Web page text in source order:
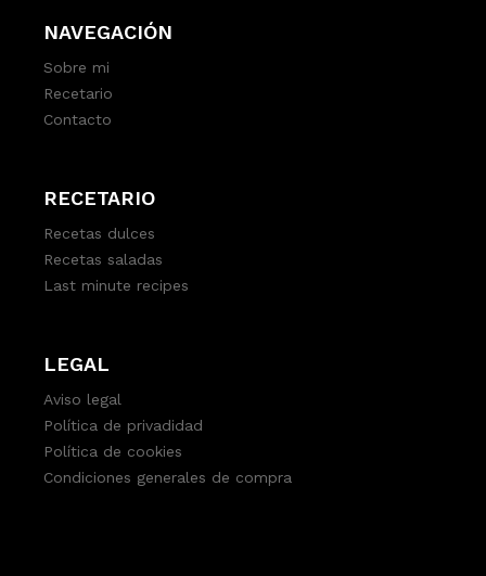
NAVEGACIÓN
Sobre mi
Recetario
Contacto
RECETARIO
Recetas dulces
Recetas saladas
Last minute recipes
LEGAL
Aviso legal
Política de privadidad
Política de cookies
Condiciones generales de compra